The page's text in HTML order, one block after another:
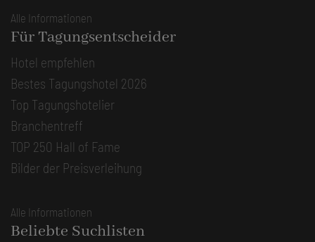
Alle Informationen
Für Tagungsentscheider
Hotel empfehlen
Bestes Tagungshotel 2026
Top Tagungshotelier
Branchentreff
TOP 250 Hall of Fame
Bilder der Preisverleihung
Alle Informationen
Beliebte Suchlisten